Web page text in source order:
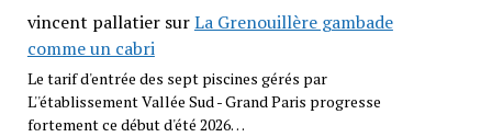
vincent pallatiersurLa Grenouillère gambade
comme un cabri
Le tarif d'entrée des sept piscines gérés par
L''établissement Vallée Sud - Grand Paris progresse
fortement ce début d'été 2026…